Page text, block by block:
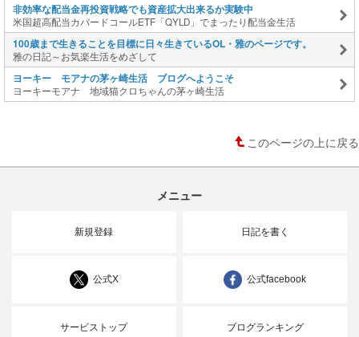
非効率な配当金再投資戦略でも資産拡大出来るか実験中
米国超高配当カバードコールETF「QYLD」でまったり配当金生活
100歳まで生きることを目標に日々生きているOL・雅のページです。
雅の日記～お気楽生活をめざして
ヨーキー モアナの茅ヶ崎生活 ブログへようこそ
ヨーキーモアナ 地域猫クロちゃんの茅ヶ崎生活
このページの上に戻る
メニュー
新規登録 日記を書く
公式X 公式facebook
サービストップ ブログランキング